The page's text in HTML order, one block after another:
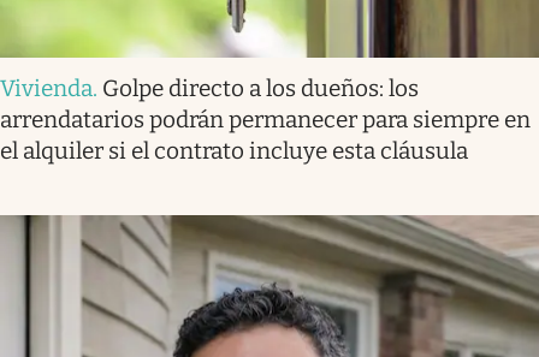
Vivienda. Golpe directo a los dueños: los
arrendatarios podrán permanecer para siempre en
el alquiler si el contrato incluye esta cláusula